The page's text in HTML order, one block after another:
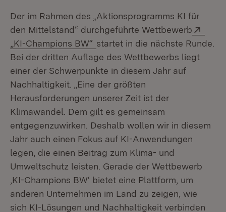
Der im Rahmen des „Aktionsprogramms KI für
den Mittelstand“ durchgeführte Wettbewerb
„KI-Champions BW“ (Öffnet in neuem Fenster)
startet in die nächste Runde.
Bei der dritten Auflage des Wettbewerbs liegt
einer der Schwerpunkte in diesem Jahr auf
Nachhaltigkeit. „Eine der größten
Herausforderungen unserer Zeit ist der
Klimawandel. Dem gilt es gemeinsam
entgegenzuwirken. Deshalb wollen wir in diesem
Jahr auch einen Fokus auf KI-Anwendungen
legen, die einen Beitrag zum Klima- und
Umweltschutz leisten. Gerade der Wettbewerb
‚KI-Champions BW‘ bietet eine Plattform, um
anderen Unternehmen im Land zu zeigen, wie
sich KI-Lösungen und Nachhaltigkeit verbinden